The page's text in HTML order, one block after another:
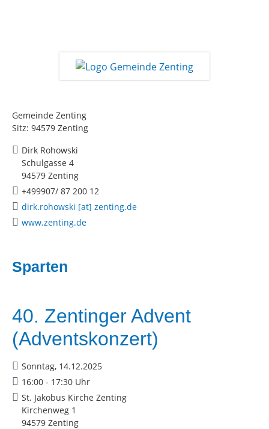
Gemeinde Zenting
Sitz: 94579 Zenting
Dirk Rohowski
Schulgasse 4
94579 Zenting
+499907/ 87 200 12
dirk.rohowski [at] zenting.de
www.zenting.de
Sparten
40. Zentinger Advent
(Adventskonzert)
Sonntag, 14.12.2025
16:00 - 17:30 Uhr
St. Jakobus Kirche Zenting
Kirchenweg 1
94579 Zenting